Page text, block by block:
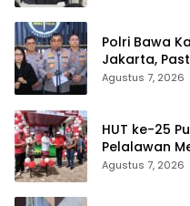
Polri Bawa
Jakarta,
Profesional
Agustus 7, 2026
HUT ke-25
Pelalawan
Jalan Santai
Agustus 7, 2026